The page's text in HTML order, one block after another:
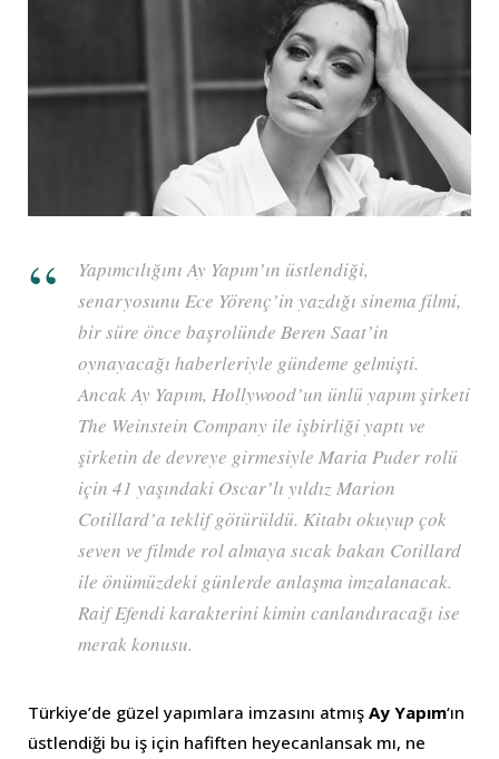
Yapımcılığını Ay Yapım’ın üstlendiği,
senaryosunu Ece Yörenç’in yazdığı sinema filmi,
bir süre önce başrolünde Beren Saat’in
oynayacağı haberleriyle gündeme gelmişti.
Ancak Ay Yapım, Hollywood’un ünlü yapım şirketi
The Weinstein Company ile işbirliği yaptı ve
şirketin de devreye girmesiyle Maria Puder rolü
için 41 yaşındaki Oscar’lı yıldız Marion
Cotillard’a teklif götürüldü. Kitabı okuyup çok
seven ve filmde rol almaya sıcak bakan Cotillard
ile önümüzdeki günlerde anlaşma imzalanacak.
Raif Efendi karakterini kimin canlandıracağı ise
merak konusu.
Türkiye’de güzel yapımlara imzasını atmış Ay Yapım‘ın
üstlendiği bu iş için hafiften heyecanlansak mı, ne